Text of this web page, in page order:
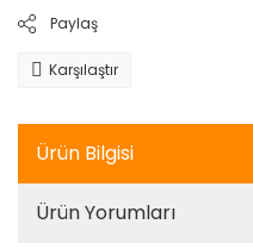
Paylaş
Karşılaştır
Ürün Bilgisi
Ürün Yorumları